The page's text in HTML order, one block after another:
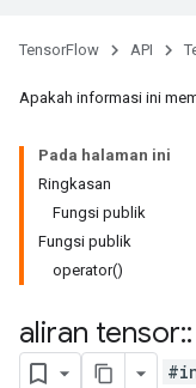
TensorFlow API
Apakah informasi ini
Pada halaman ini
Ringkasan
Fungsi publik
Fungsi publik
operator()
aliran tensor::